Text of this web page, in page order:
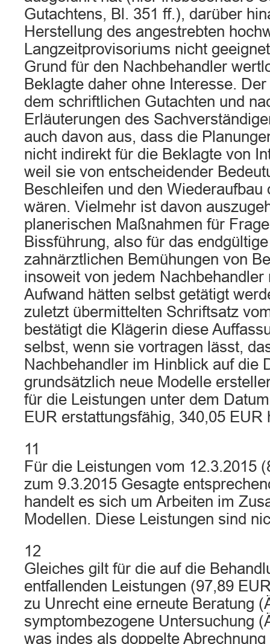
Gutachtens, Bl. 351 ff.), darüber
Herstellung des angestrebten
Langzeitprovisoriums nicht
Grund für den Nachbehandler
Beklagte daher ohne Interesse.
dem schriftlichen Gutachten und
Erläuterungen des
auch davon aus, dass die
nicht indirekt für die Beklagte von
weil sie von entscheidender
Beschleifen und den Wiederaufbau
wären. Vielmehr ist davon
planerischen Maßnahmen für
Bissführung, also für das
zahnärztlichen Bemühungen von
insoweit von jedem Nachbehandler
Aufwand hätten selbst getätigt
zuletzt übermittelten Schriftsatz
bestätigt die Klägerin diese
selbst, wenn sie vortragen lässt,
Nachbehandler im Hinblick auf die
grundsätzlich neue Modelle
für die Leistungen unter dem
EUR erstattungsfähig, 340,05 EUR
11
Für die Leistungen vom 12.3.2015
zum 9.3.2015 Gesagte
handelt es sich um Arbeiten im
Modellen. Diese Leistungen sind
12
Gleiches gilt für die auf die
entfallenden Leistungen (97,89
zu Unrecht eine erneute Beratung
symptombezogene Untersuchung
was indes als doppelte